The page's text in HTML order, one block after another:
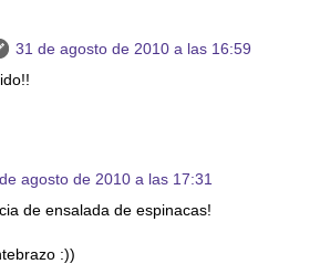
31 de agosto de 2010 a las 16:59
agosto de 2010 a las 17:31
de ensalada de espinacas!
:))